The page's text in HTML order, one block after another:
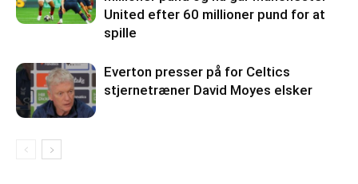
United efter 60 millioner pund for at
spille
Everton presser på for Celtics
stjernetræner David Moyes elsker